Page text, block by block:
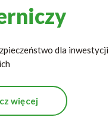
dla inwestycji
więcej